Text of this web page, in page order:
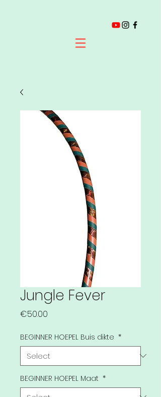
Jungle Fever
€50.00
BEGINNER HOEPEL Buis dikte *
BEGINNER HOEPEL Maat *